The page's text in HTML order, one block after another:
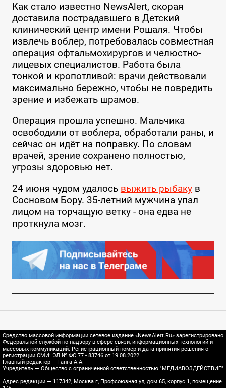
Как стало известно NewsAlert, скорая
доставила пострадавшего в Детский
клинический центр имени Рошаля. Чтобы
извлечь воблер, потребовалась совместная
операция офтальмохирургов и челюстно-
лицевых специалистов. Работа была
тонкой и кропотливой: врачи действовали
максимально бережно, чтобы не повредить
зрение и избежать шрамов.
Операция прошла успешно. Мальчика
освободили от воблера, обработали раны, и
сейчас он идёт на поправку. По словам
врачей, зрение сохранено полностью,
угрозы здоровью нет.
24 июня чудом удалось выжить рыбакув
Сосновом Бору. 35-летний мужчина упал
лицом на торчащую ветку - она едва не
проткнула мозг.
Средство массовой информации сетевое издание «NewsAlert.Ru» зарегистрировано
Федеральной службой по надзору в сфере связи, информационных технологий и
массовых коммуникаций. Регистрационный номер и дата принятия решения о
регистрации СМИ: ЭЛ № ФС 77 - 83746 от 19.08.2022
Главный редактор — Ганга А.А.
Учредитель — Общество с ограниченной ответственностью "МЕДИАВОЗДЕЙСТВИЕ"
Адрес редакции — 117342, Москва г, Профсоюзная ул, дом 65, корпус 1, помещение